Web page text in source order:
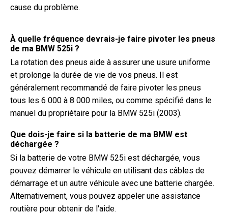
cause du problème.
À quelle fréquence devrais-je faire pivoter les pneus
de ma BMW 525i ?
La rotation des pneus aide à assurer une usure uniforme
et prolonge la durée de vie de vos pneus. Il est
généralement recommandé de faire pivoter les pneus
tous les 6 000 à 8 000 miles, ou comme spécifié dans le
manuel du propriétaire pour la BMW 525i (2003).
Que dois-je faire si la batterie de ma BMW est
déchargée ?
Si la batterie de votre BMW 525i est déchargée, vous
pouvez démarrer le véhicule en utilisant des câbles de
démarrage et un autre véhicule avec une batterie chargée.
Alternativement, vous pouvez appeler une assistance
routière pour obtenir de l'aide.